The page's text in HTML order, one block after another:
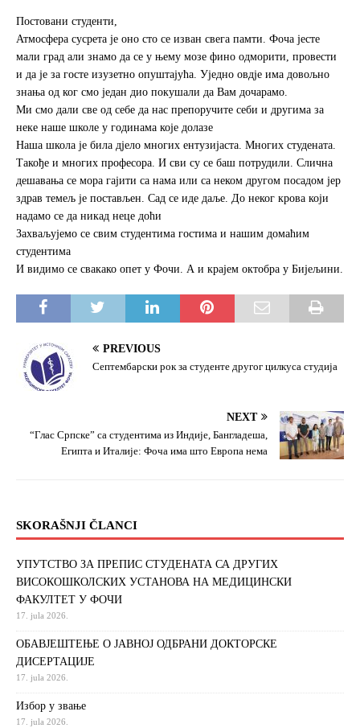
c
e
b
o
k
t
t
r
e
Постовани студенти,
Атмосфера сусрета је оно сто се изван свега памти. Фоча јесте
мали град али знамо да се у њему мозе фино одморити, провести
и да је за госте изузетно опуштајућа. Уједно овдје има довољно
знања од ког смо један дио покушали да Вам дочарамо.
Ми смо дали све од себе да нас препоручите себи и другима за
неке наше школе у годинама које долазе
Наша школа је била дјело многих ентузијаста. Многих студената.
Такође и многих професора. И сви су се баш потрудили. Слична
дешавања се мора гајити са нама или са неком другом посадом јер
здрав темељ је постављен. Сад се иде даље. До неког крова који
надамо се да никад неце доћи
Захваљујемо се свим студентима гостима и нашим домаћим
студентима
И видимо се свакако опет у Фочи. А и крајем октобра у Бијељини.
PREVIOUS
Септембарски рок за студенте другог цилкуса студија
NEXT
“Глас Српске” са студентима из Индије, Бангладеша,
Египта и Италије: Фоча има што Европа нема
SKORAŠNJI ČLANCI
УПУТСТВО ЗА ПРЕПИС СТУДЕНАТА СА ДРУГИХ
ВИСОКОШКОЛСКИХ УСТАНОВА НА МЕДИЦИНСКИ
ФАКУЛТЕТ У ФОЧИ
17. jula 2026.
ОБАВЈЕШТЕЊЕ О ЈАВНОЈ ОДБРАНИ ДОКТОРСКЕ
ДИСЕРТАЦИЈЕ
17. jula 2026.
Избор у звање
17. jula 2026.